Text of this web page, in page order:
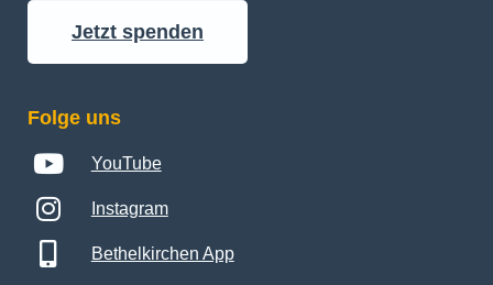
Jetzt spenden
Folge uns
YouTube
Instagram
Bethelkirchen App